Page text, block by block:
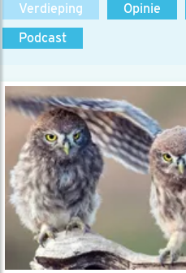
Verdieping
Opinie
Podcast